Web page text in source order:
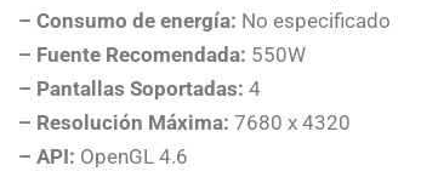
– Consumo de energía: No especificado
– Fuente Recomendada: 550W
– Pantallas Soportadas: 4
– Resolución Máxima: 7680 x 4320
– API: OpenGL 4.6